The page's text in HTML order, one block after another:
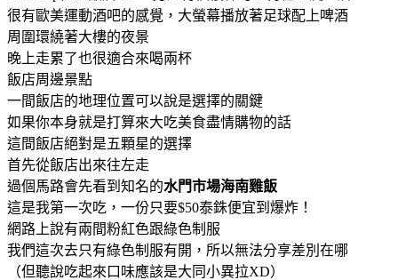
很有歐美運動酒吧的感覺，大螢幕播放著足球配上啤酒
周圍環繞著大樓的夜景
晚上走累了也很適合來喝兩杯
飯店周邊景點
一間飯店的地理位置可以說是選擇的關鍵
如果你本身就是打算來大吃美食盡情購物的話
這間飯店絕對是五顆星的選擇
首先從飯店出來往左走
過個馬路會先看到知名的水門市場海南雞飯
這是我第一次吃，一份只要$50泰銖便宜到爆炸！
網路上說有兩間粉紅色跟綠色制服
我們這次去只有綠色制服有開，所以無法分享差別在哪
（但聽說吃起來口味應該是大同小異拉XD）